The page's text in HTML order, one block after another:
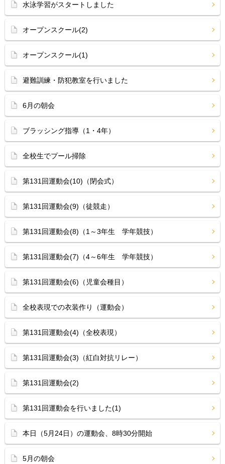
水泳学習がスタートしました
オープンスクール(2)
オープンスクール(1)
避難訓練・防犯教室を行いました
6月の朝会
ブラッシング指導（1・4年）
全校生でプール掃除
第131回運動会(10)（閉会式）
第131回運動会(9)（徒競走）
第131回運動会(8)（1～3年生 学年競技）
第131回運動会(7)（4～6年生 学年競技）
第131回運動会(6)（児童会種目）
全校表現での衣装作り（運動会）
第131回運動会(4)（全校表現）
第131回運動会(3)（紅白対抗リレー）
第131回運動会(2)
第131回運動会を行いました(1)
本日（5月24日）の運動会、8時30分開始
5月の朝会